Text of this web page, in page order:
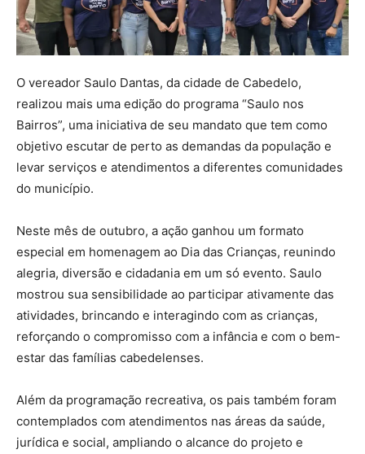
O vereador Saulo Dantas, da cidade de Cabedelo,
realizou mais uma edição do programa “Saulo nos
Bairros”, uma iniciativa de seu mandato que tem como
objetivo escutar de perto as demandas da população e
levar serviços e atendimentos a diferentes comunidades
do município.
Neste mês de outubro, a ação ganhou um formato
especial em homenagem ao Dia das Crianças, reunindo
alegria, diversão e cidadania em um só evento. Saulo
mostrou sua sensibilidade ao participar ativamente das
atividades, brincando e interagindo com as crianças,
reforçando o compromisso com a infância e com o bem-
estar das famílias cabedelenses.
Além da programação recreativa, os pais também foram
contemplados com atendimentos nas áreas da saúde,
jurídica e social, ampliando o alcance do projeto e